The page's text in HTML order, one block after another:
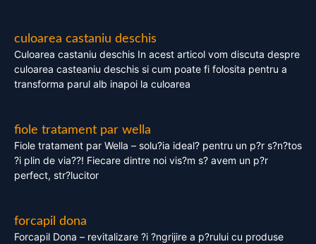
culoarea castaniu deschis
Culoarea castaniu deschis In acest articol vom discuta despre
culoarea casteaniu deschis si cum poate fi folosita pentru a
transforma parul alb inapoi la culoarea
fiole tratament par wella
Fiole tratament par Wella – solu?ia ideal? pentru un p?r s?n?tos
?i plin de via??! Fiecare dintre noi vis?m s? avem un p?r
perfect, str?lucitor
forcapil dona
Forcapil Dona – revitalizare ?i ?ngrijire a p?rului cu produse